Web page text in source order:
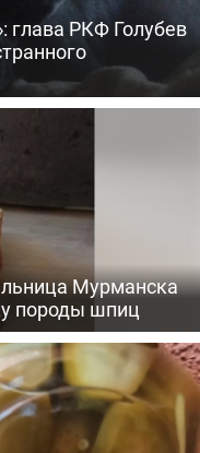
глава РКФ Голубев
Мурманска
породы шпиц